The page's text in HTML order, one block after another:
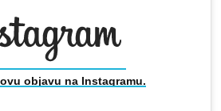
objavu na Instagramu.